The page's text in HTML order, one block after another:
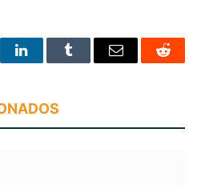
LinkedInTumblr Email Reddit